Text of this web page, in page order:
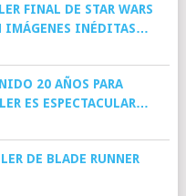
FINAL DE STAR WARS
IMÁGENES INÉDITAS…
20 AÑOS PARA
ES ESPECTACULAR…
DE BLADE RUNNER